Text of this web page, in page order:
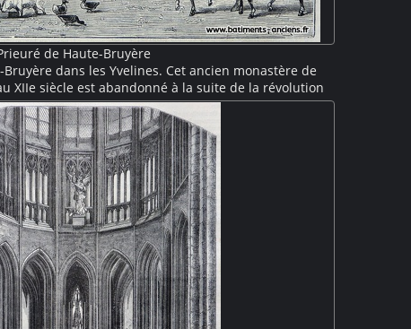
de Haute-Bruyère
dans les Yvelines. Cet ancien monastère de
XIIe siècle est abandonné à la suite de la révolution
des bâtiments réaffectés à une ferme : l'église
des canards occupent la basse-cour au premier plan
cheval devant des meules de foin. A l'arrière plan, un
et une tour sont encore visibles.